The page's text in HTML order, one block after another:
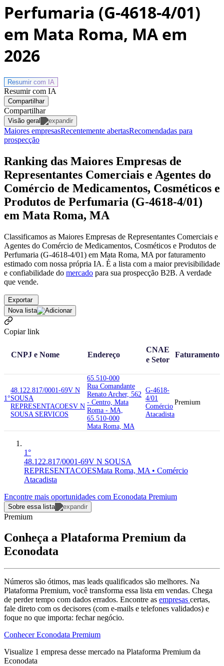
Perfumaria (G-4618-4/01)
em Mata Roma, MA em
2026
Resumir com IA
Resumir com IA
Compartilhar
Compartilhar
Visão geral
Maiores empresasRecentemente abertasRecomendadas para
prospecção
Ranking das Maiores Empresas de
Representantes Comerciais e Agentes do
Comércio de Medicamentos, Cosméticos e
Produtos de Perfumaria (G-4618-4/01)
em Mata Roma, MA
Classificamos as Maiores Empresas de Representantes Comerciais e
Agentes do Comércio de Medicamentos, Cosméticos e Produtos de
Perfumaria (G-4618-4/01) em Mata Roma, MA por faturamento
estimado com nossa própria IA. É a lista com a maior previsibilidade
e confiabilidade do mercado para sua prospecção B2B. A verdade
que vende.
Exportar
Nova lista
Copiar link
CNPJ e Nome Endereço
CNAE
e Setor
Faturamento
1°
48.122.817/0001-69V N
SOUSA
REPRESENTACOESV N
SOUSA SERVICOS
65.510-000
Rua Comandante
Renato Archer, 562
- Centro, Mata
Roma - MA,
65.510-000
Mata Roma, MA
G-4618-
4/01
Comércio
Atacadista
Premium
1°
48.122.817/0001-69V N SOUSA
REPRESENTACOESMata Roma, MA • Comércio
Atacadista
Encontre mais oportunidades com Econodata Premium
Sobre essa lista
Premium
Conheça a Plataforma Premium da
Econodata
Números são ótimos, mas leads qualificados são melhores. Na
Plataforma Premium, você transforma essa lista em vendas. Chega
de perder tempo com dados errados. Encontre as empresas certas,
fale direto com os decisores (com e-mails e telefones validados) e
foque no que importa: fechar negócio.
Conhecer Econodata Premium
Visualize 1 empresa desse mercado na Plataforma Premium da
Econodata